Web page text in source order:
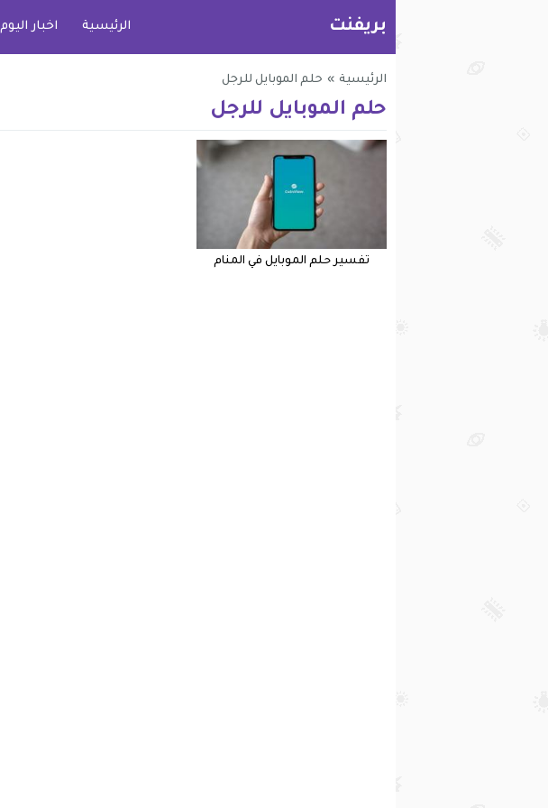
بريفنت الرئيسية اخبار اليوم
الرئيسية » حلم الموبايل للرجل
حلم الموبايل للرجل
تفسير حلم الموبايل في المنام